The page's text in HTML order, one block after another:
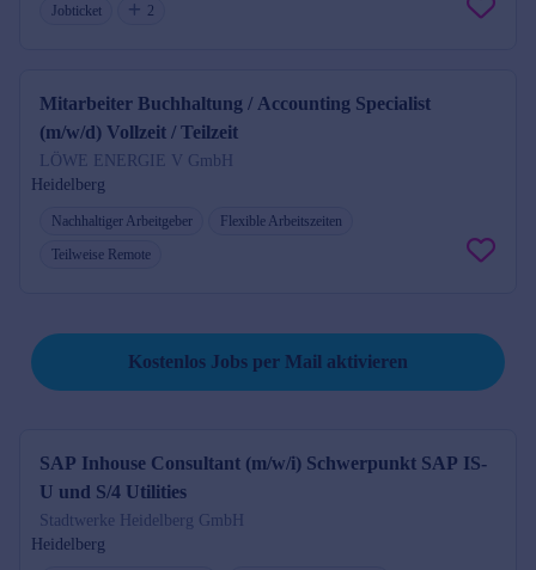
Jobticket
2
Mitarbeiter Buchhaltung / Accounting Specialist
(m/w/d) Vollzeit / Teilzeit
LÖWE ENERGIE V GmbH
Heidelberg
Nachhaltiger Arbeitgeber
Flexible Arbeitszeiten
Teilweise Remote
Kostenlos Jobs per Mail aktivieren
SAP Inhouse Consultant (m/w/i) Schwerpunkt SAP IS-
U und S/4 Utilities
Stadtwerke Heidelberg GmbH
Heidelberg